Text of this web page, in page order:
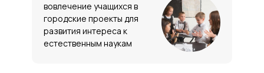
вовлечение учащихся в
городские проекты для
развития интереса к
естественным наукам